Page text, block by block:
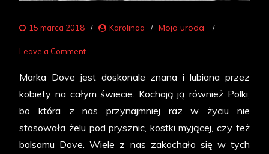
15 marca 2018 Karolinaa Moja uroda
Leave a Commenton
dla
małych
i
dużych
Marka Dove jest doskonale znana i lubiana przez
kobiety na całym świecie. Kochają ją również Polki,
bo która z nas przynajmniej raz w życiu nie
stosowała żelu pod prysznic, kostki myjącej, czy też
balsamu Dove. Wiele z nas zakochało się w tych